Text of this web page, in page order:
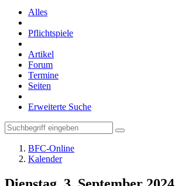
Alles
Pflichtspiele
Artikel
Forum
Termine
Seiten
Erweiterte Suche
BFC-Online
Kalender